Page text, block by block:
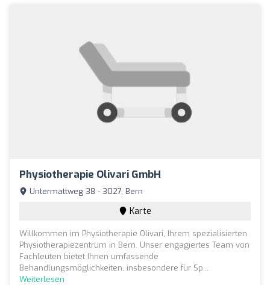
Physiotherapie Olivari GmbH
Untermattweg 38 - 3027, Bern
Karte
Willkommen im Physiotherapie Olivari, Ihrem spezialisierten
Physiotherapiezentrum in Bern. Unser engagiertes Team von
Fachleuten bietet Ihnen umfassende
Behandlungsmöglichkeiten, insbesondere für Sp...
Weiterlesen